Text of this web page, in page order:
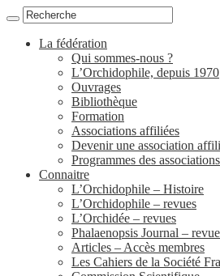
La fédération
Qui sommes-nous ?
L’Orchidophile, depuis 1970
Ouvrages
Bibliothèque
Formation
Associations affiliées
Devenir une association
Programmes des associations
Connaitre
L’Orchidophile – Histoire
L’Orchidophile – revues
L’Orchidée – revues
Phalaenopsis Journal –
Articles – Accès membres
Les Cahiers de la Société